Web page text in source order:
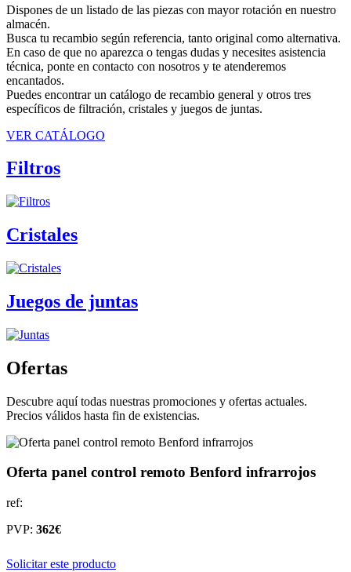
Dispones de un listado de las piezas con mayor rotación en nuestro
almacén.
Busca tu recambio según referencia, tanto original como alternativa.
En caso de que no aparezca o tengas dudas y necesites asistencia
técnica, ponte en contacto con nosotros y te atenderemos
encantados.
Puedes encontrar un catálogo de recambio general y otros tres
específicos de filtración, cristales y juegos de juntas.
VER CATÁLOGO
Filtros
Cristales
Juegos de juntas
Ofertas
Descubre aquí todas nuestras promociones y ofertas actuales.
Precios válidos hasta fin de existencias.
Oferta panel control remoto Benford infrarrojos
ref:
PVP: 362€
Solicitar este producto